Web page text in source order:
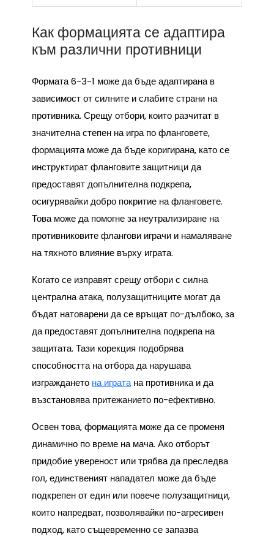
Как формацията се адаптира
към различни противници
Формата 6-3-1 може да бъде адаптирана в
зависимост от силните и слабите страни на
противника. Срещу отбори, които разчитат в
значителна степен на игра по фланговете,
формацията може да бъде коригирана, като се
инструктират фланговите защитници да
предоставят допълнителна подкрепа,
осигурявайки добро покритие на фланговете.
Това може да помогне за неутрализиране на
противниковите флангови играчи и намаляване
на тяхното влияние върху играта.
Когато се изправят срещу отбори с силна
централна атака, полузащитниците могат да
бъдат натоварени да се връщат по-дълбоко, за
да предоставят допълнителна подкрепа на
защитата. Тази корекция подобрява
способността на отбора да нарушава
изграждането на игратана противника и да
възстановява притежанието по-ефективно.
Освен това, формацията може да се променя
динамично по време на мача. Ако отборът
придобие увереност или трябва да преследва
гол, единственият нападател може да бъде
подкрепен от един или повече полузащитници,
които напредват, позволявайки по-агресивен
подход, като същевременно се запазва